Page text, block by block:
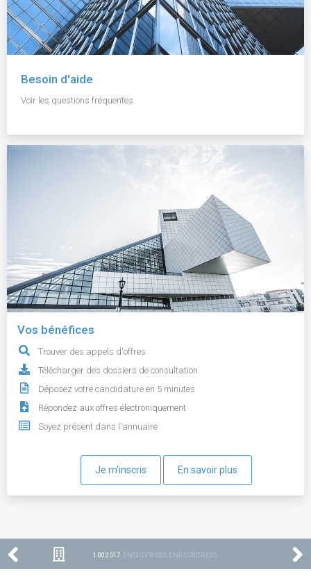
Besoin d'aide
Voir les questions fréquentes.
Vos bénéfices
Trouver des appels d'offres
Télécharger des dossiers de consultation
Déposez votre candidature en 5 minutes
Répondez aux offres électroniquement
Soyez présent dans l'annuaire
Je m'inscris En savoir plus
1 002 517 ENTREPRISES ENREGISTRÉES